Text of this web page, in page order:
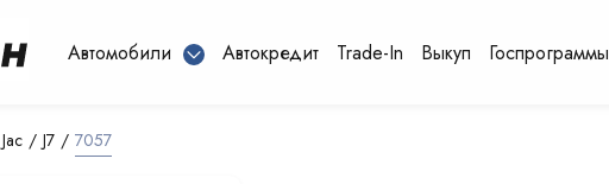
Автомобили Автокредит Trade-In Выкуп Госпрограммы
Jac J7 7057